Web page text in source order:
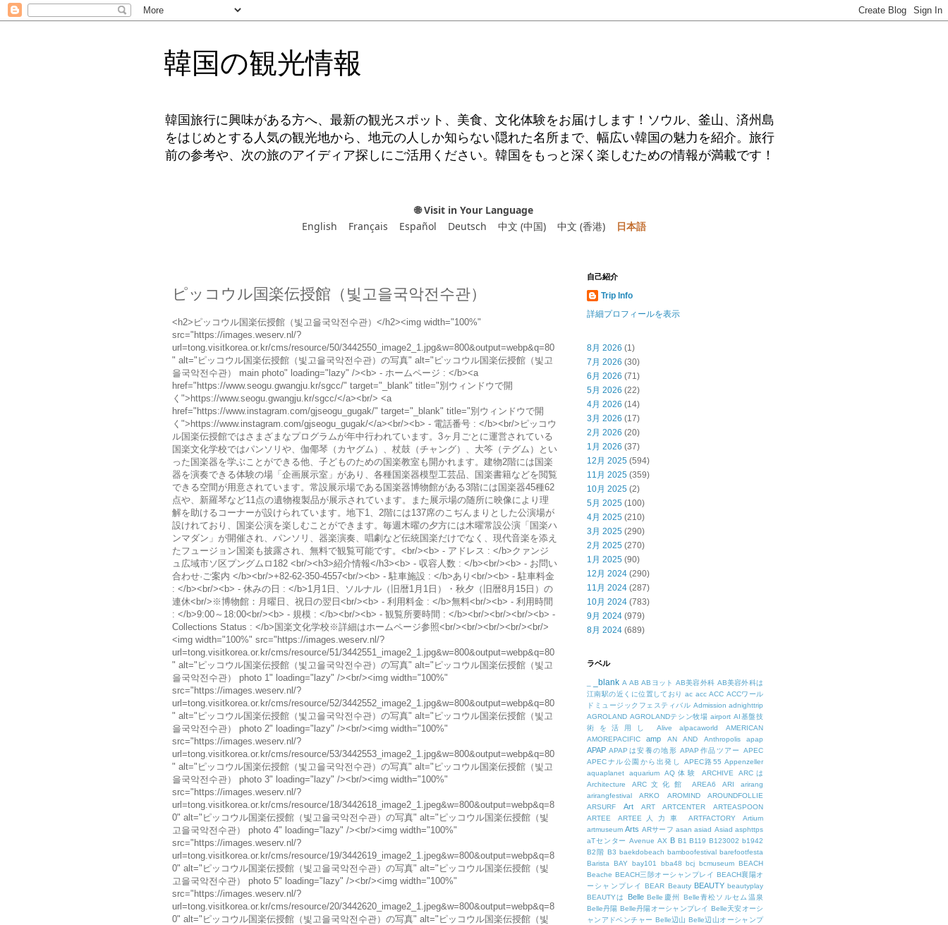
韓国の観光情報
韓国旅行に興味がある方へ、最新の観光スポット、美食、文化体験をお届けします！ソウル、釜山、済州島
をはじめとする人気の観光地から、地元の人しか知らない隠れた名所まで、幅広い韓国の魅力を紹介。旅行
前の参考や、次の旅のアイディア探しにご活用ください。韓国をもっと深く楽しむための情報が満載です！
🌐 Visit in Your Language
English
Français Español Deutsch 中文 (中国) 中文 (香港) 日本語
ピッコウル国楽伝授館（빛고을국악전수관）
<h2>ピッコウル国楽伝授館（빛고을국악전수관）</h2><img width="100%"
src="https://images.weserv.nl/?
url=tong.visitkorea.or.kr/cms/resource/50/3442550_image2_1.jpg&w=800&output=webp&q=80
" alt="ピッコウル国楽伝授館（빛고을국악전수관）の写真" alt="ピッコウル国楽伝授館（빛고
을국악전수관） main photo" loading="lazy" /><b> - ホームページ : </b><a
href="https://www.seogu.gwangju.kr/sgcc/" target="_blank" title="別ウィンドウで開
く">https://www.seogu.gwangju.kr/sgcc/</a><br/> <a
href="https://www.instagram.com/gjseogu_gugak/" target="_blank" title="別ウィンドウで開
く">https://www.instagram.com/gjseogu_gugak/</a><br/><b> - 電話番号 : </b><br/>ピッコウ
ル国楽伝授館ではさまざまなプログラムが年中行われています。3ヶ月ごとに運営されている
国楽文化学校ではパンソリや、伽倻琴（カヤグム）、杖鼓（チャング）、大笒（テグム）とい
った国楽器を学ぶことができる他、子どものための国楽教室も開かれます。建物2階には国楽
器を演奏できる体験の場「企画展示室」があり、各種国楽器模型工芸品、国楽書籍などを閲覧
できる空間が用意されています。常設展示場である国楽器博物館がある3階には国楽器45種62
点や、新羅琴など11点の遺物複製品が展示されています。また展示場の随所に映像により理
解を助けるコーナーが設けられています。地下1、2階には137席のこぢんまりとした公演場が
設けれており、国楽公演を楽しむことができます。毎週木曜の夕方には木曜常設公演「国楽ハ
ンマダン」が開催され、パンソリ、器楽演奏、唱劇など伝統国楽だけでなく、現代音楽を添え
たフュージョン国楽も披露され、無料で観覧可能です。<br/><b> - アドレス : </b>クァンジ
ュ広域市ソ区プングムロ182 <br/><h3>紹介情報</h3><b> - 収容人数 : </b><br/><b> - お問い
合わせ·ご案内 </b><br/>+82-62-350-4557<br/><b> - 駐車施設 : </b>あり<br/><b> - 駐車料金
: </b><br/><b> - 休みの日 : </b>1月1日、ソルナル（旧暦1月1日）・秋夕（旧暦8月15日）の
連休<br/>※博物館：月曜日、祝日の翌日<br/><b> - 利用料金 : </b>無料<br/><b> - 利用時間
: </b>9:00～18:00<br/><b> - 規模 : </b><br/><b> - 観覧所要時間 : </b><br/><br/><br/><b> -
Collections Status : </b>国楽文化学校※詳細はホームページ参照<br/><br/><br/><br/><br/>
<img width="100%" src="https://images.weserv.nl/?
url=tong.visitkorea.or.kr/cms/resource/51/3442551_image2_1.jpg&w=800&output=webp&q=80
" alt="ピッコウル国楽伝授館（빛고을국악전수관）の写真" alt="ピッコウル国楽伝授館（빛고
을국악전수관） photo 1" loading="lazy" /><br/><img width="100%"
src="https://images.weserv.nl/?
url=tong.visitkorea.or.kr/cms/resource/52/3442552_image2_1.jpg&w=800&output=webp&q=80
" alt="ピッコウル国楽伝授館（빛고을국악전수관）の写真" alt="ピッコウル国楽伝授館（빛고
을국악전수관） photo 2" loading="lazy" /><br/><img width="100%"
src="https://images.weserv.nl/?
url=tong.visitkorea.or.kr/cms/resource/53/3442553_image2_1.jpg&w=800&output=webp&q=80
" alt="ピッコウル国楽伝授館（빛고을국악전수관）の写真" alt="ピッコウル国楽伝授館（빛고
을국악전수관） photo 3" loading="lazy" /><br/><img width="100%"
src="https://images.weserv.nl/?
url=tong.visitkorea.or.kr/cms/resource/18/3442618_image2_1.jpeg&w=800&output=webp&q=8
0" alt="ピッコウル国楽伝授館（빛고을국악전수관）の写真" alt="ピッコウル国楽伝授館（빛
고을국악전수관） photo 4" loading="lazy" /><br/><img width="100%"
src="https://images.weserv.nl/?
url=tong.visitkorea.or.kr/cms/resource/19/3442619_image2_1.jpeg&w=800&output=webp&q=8
0" alt="ピッコウル国楽伝授館（빛고을국악전수관）の写真" alt="ピッコウル国楽伝授館（빛
고을국악전수관） photo 5" loading="lazy" /><br/><img width="100%"
src="https://images.weserv.nl/?
url=tong.visitkorea.or.kr/cms/resource/20/3442620_image2_1.jpeg&w=800&output=webp&q=8
0" alt="ピッコウル国楽伝授館（빛고을국악전수관）の写真" alt="ピッコウル国楽伝授館（빛
自己紹介
Trip Info
詳細プロフィールを表示
8月 2026 (1)
7月 2026 (30)
6月 2026 (71)
5月 2026 (22)
4月 2026 (14)
3月 2026 (17)
2月 2026 (20)
1月 2026 (37)
12月 2025 (594)
11月 2025 (359)
10月 2025 (2)
5月 2025 (100)
4月 2025 (210)
3月 2025 (290)
2月 2025 (270)
1月 2025 (90)
12月 2024 (290)
11月 2024 (287)
10月 2024 (783)
9月 2024 (979)
8月 2024 (689)
ラベル
_blank A AB ABヨット AB美容外科 AB美容外科は
江南駅の近くに位置しており ac acc ACC ACCワール
ドミュージックフェスティバル Admission adnighttrip
AGROLAND AGROLANDテシン牧場 airport AI基盤技
術を活用し
Alive alpacaworld
AMERICAN
AMOREPACIFIC
amp AN AND Anthropolis apap
APAP APAPは安養の地形 APAP作品ツアー
APEC
APECナル公園から出発し
APEC路55 Appenzeller
aquaplanet
aquarium AQ体験 ARCHIVE
ARCは
Architecture
ARC文化館 AREA6 ARI
arirang
arirangfestival
ARKO AROMIND
AROUNDFOLLIE
ARSURF
Art ART ARTCENTER
ARTEASPOON
ARTEE
ARTEE人力車 ARTFACTORY
Artium
artmuseum Arts ARサーフ asan asiad Asiad asphttps
aTセンター Avenue AX B B1 B119 B123002 b1942
B2階 B3 baekdobeach bamboofestival barefootfesta
Barista
BAY bay101 bba48 bcj bcmuseum BEACH
Beache BEACH三陟オーシャンプレイ BEACH襄陽オ
ーシャンプレイ
BEAR Beauty BEAUTY beautyplay
BEAUTYは
Belle Belle慶州
Belle青松ソルセム温泉
Belle丹陽 Belle丹陽オーシャンプレイ Belle天安オーシ
ャンアドベンチャー Belle辺山 Belle辺山オーシャンプ